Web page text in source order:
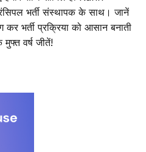
भर्ती संस्थापक के साथ। जानें
भर्ती प्रक्रिया को आसान बनाती
वर्ष जीतें!